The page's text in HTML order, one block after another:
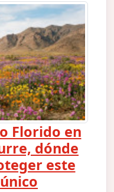
Florido en
dónde
este